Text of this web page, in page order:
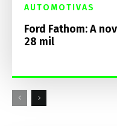
AUTOMOTIVAS
Ford Fathom: A
28 mil